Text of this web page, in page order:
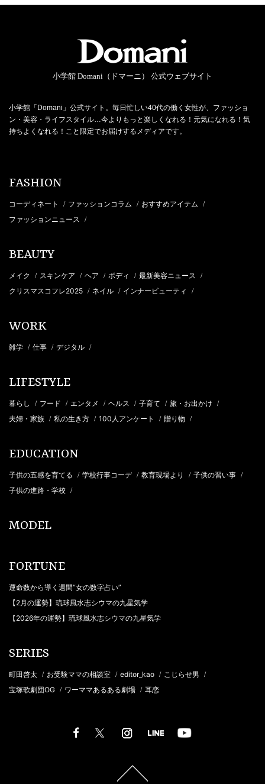
小学館 Domani（ドマーニ） 公式ウェブサイト
小学館「Domani」公式サイト。毎日忙しい40代の働く女性が、ファッショ
ン・美容・ライフスタイル…今よりもっと楽しくなれる！元気になれる！気
持ちよくなれる！こと限定でお届けするメディアです。
FASHION
コーディネート / ファッションコラム / おすすめアイテム /
ファッションニュース /
BEAUTY
メイク / スキンケア / ヘア / ボディ / 最新美容ニュース /
クリスマスコフレ2025 / ネイル / インナービューティ /
WORK
雑学 / 仕事 / デジタル /
LIFESTYLE
暮らし / フード / エンタメ / ヘルス / 子育て / 旅・お出かけ /
夫婦・家族 / 私の生き方 / 100人アンケート / 贈り物 /
EDUCATION
子供の五感を育てる / 学校行事コーデ / 教育現場より / 子供の習い事 /
子供の進路・学校 /
MODEL
FORTUNE
運命数から導く週間“女の数字占い”
【2月の運勢】琉球風水志シウマの九星気学
【2026年の運勢】琉球風水志シウマの九星気学
SERIES
町田啓太 / お受験ママの相談室 / editor_kao / こじらせ男 /
宝塚歌劇団OG / ワーママあるある劇場 / 耳恋